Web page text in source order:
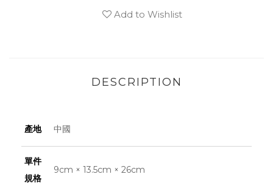
Add to Wishlist
DESCRIPTION
產地 中國
單件
規格
9cm × 13.5cm × 26cm